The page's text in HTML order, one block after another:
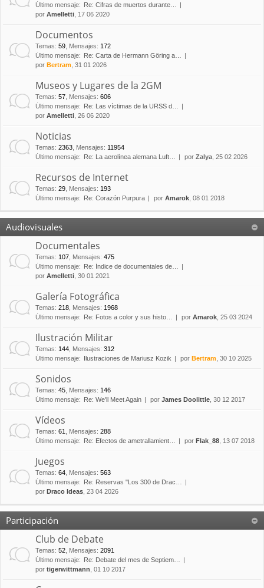
Último mensaje:
Re: Cifras de muertos durante…
por Amelletti , 17 06 2020
Documentos
Temas: 59 Mensajes: 172
Último mensaje:
Re: Carta de Hermann Göring a…
por Bertram , 31 01 2026
Museos y Lugares de la 2GM
Temas: 57 Mensajes: 606
Último mensaje:
Re: Las víctimas de la URSS d…
por Amelletti , 26 06 2020
Noticias
Temas: 2363 Mensajes: 11954
Último mensaje:
Re: La aerolínea alemana Luft… por Zalya , 25 02 2026
Recursos de Internet
Temas: 29 Mensajes: 193
Último mensaje:
Re: Corazón Purpura por Amarok , 08 01 2018
Audiovisuales
Documentales
Temas: 107 Mensajes: 475
Último mensaje:
Re: Índice de documentales de…
por Amelletti , 30 01 2021
Galería Fotográfica
Temas: 218 Mensajes: 1968
Último mensaje:
Re: Fotos a color y sus histo… por Amarok , 25 03 2024
Ilustración Militar
Temas: 144 Mensajes: 312
Último mensaje:
Ilustraciones de Mariusz Kozik por Bertram , 30 10 2025
Sonidos
Temas: 45 Mensajes: 146
Último mensaje:
Re: We'll Meet Again por James Doolittle , 30 12 2017
Vídeos
Temas: 61 Mensajes: 288
Último mensaje:
Re: Efectos de ametrallamient… por Flak_88 , 13 07 2018
Juegos
Temas: 64 Mensajes: 563
Último mensaje:
Re: Reservas "Los 300 de Drac…
por Draco Ideas , 23 04 2026
Participación
Club de Debate
Temas: 52 Mensajes: 2091
Último mensaje:
Re: Debate del mes de Septiem…
por tigerwittmann , 01 10 2017